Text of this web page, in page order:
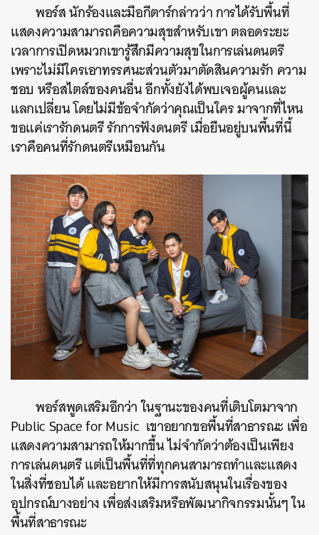
พอร์ส นักร้องและมือกีตาร์กล่าวว่า การได้รับพื้นที่
แสดงความสามารถคือความสุขสำหรับเขา ตลอดระยะ
เวลาการเปิดหมวกเขารู้สึกมีความสุขในการเล่นดนตรี
เพราะไม่มีใครเอาทรรศนะส่วนตัวมาตัดสินความรัก ความ
ชอบ หรือสไตล์ของคนอื่น อีกทั้งยังได้พบเจอผู้คนและ
แลกเปลี่ยน โดยไม่มีข้อจำกัดว่าคุณเป็นใคร มาจากที่ไหน
ขอแค่เรารักดนตรี รักการฟังดนตรี เมื่อยืนอยู่บนพื้นที่นี้
เราคือคนที่รักดนตรีเหมือนกัน
พอร์สพูดเสริมอีกว่า ในฐานะของคนที่เติบโตมาจาก
Public Space for Music เขาอยากขอพื้นที่สาธารณะ เพื่อ
แสดงความสามารถให้มากขึ้น ไม่จำกัดว่าต้องเป็นเพียง
การเล่นดนตรี แต่เป็นพื้นที่ที่ทุกคนสามารถทำและแสดง
ในสิ่งที่ชอบได้ และอยากให้มีการสนับสนุนในเรื่องของ
อุปกรณ์บางอย่าง เพื่อส่งเสริมหรือพัฒนากิจกรรมนั้นๆ ใน
พื้นที่สาธารณะ